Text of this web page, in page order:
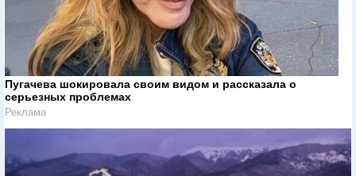
Пугачева шокировала своим видом и рассказала о
серьезных проблемах
Реклама